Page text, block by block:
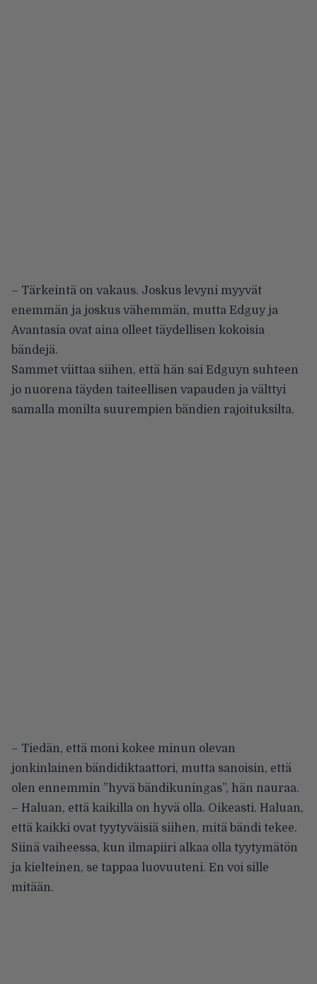
– Tärkeintä on vakaus. Joskus levyni myyvät
enemmän ja joskus vähemmän, mutta Edguy ja
Avantasia ovat aina olleet täydellisen kokoisia
bändejä.
Sammet viittaa siihen, että hän sai Edguyn suhteen
jo nuorena täyden taiteellisen vapauden ja välttyi
samalla monilta suurempien bändien rajoituksilta.
– Tiedän, että moni kokee minun olevan
jonkinlainen bändidiktaattori, mutta sanoisin, että
olen ennemmin ”hyvä bändikuningas”, hän nauraa.
– Haluan, että kaikilla on hyvä olla. Oikeasti. Haluan,
että kaikki ovat tyytyväisiä siihen, mitä bändi tekee.
Siinä vaiheessa, kun ilmapiiri alkaa olla tyytymätön
ja kielteinen, se tappaa luovuuteni. En voi sille
mitään.